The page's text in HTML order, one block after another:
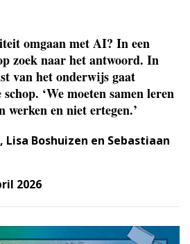
omgaan met AI? In een
zoek naar het antwoord. In
van het onderwijs gaat
‘We moeten samen leren
werken en niet ertegen.’
Lisa Boshuizen en Sebastiaan
2026